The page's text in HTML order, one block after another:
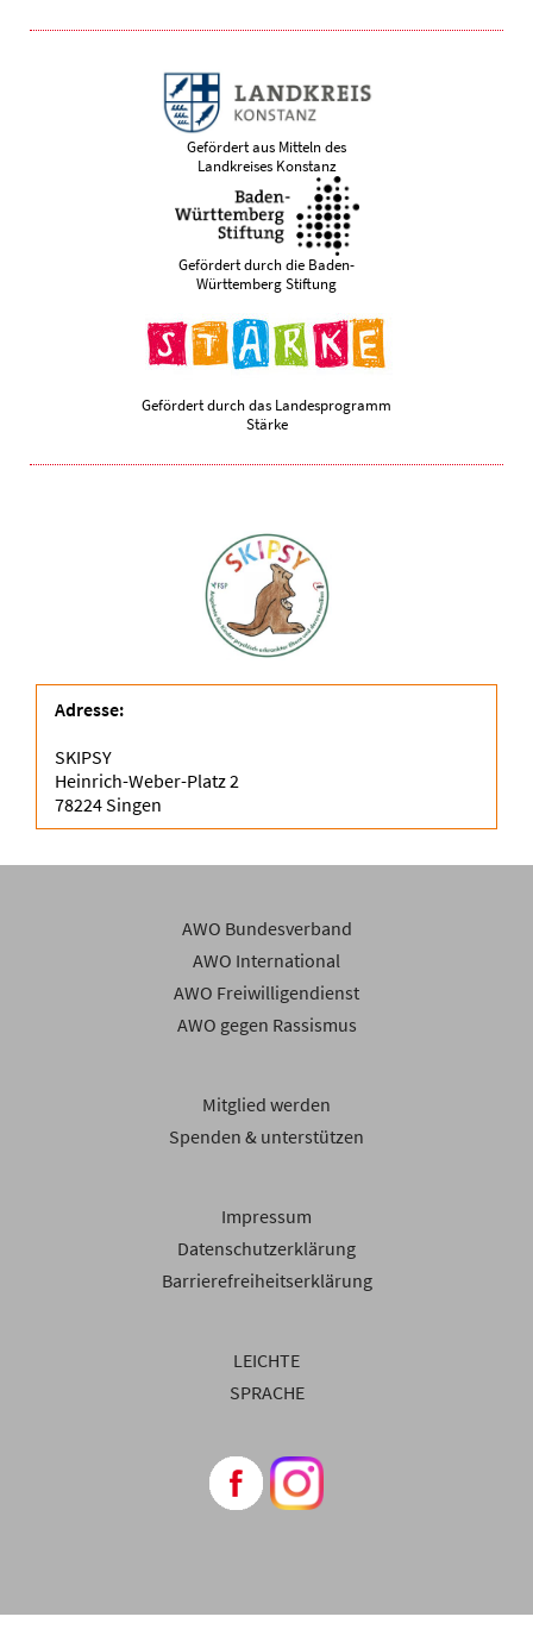
Gefördert aus Mitteln des
Landkreises Konstanz
Gefördert durch die Baden-
Württemberg Stiftung
Gefördert durch das Landesprogramm
Stärke
Adresse:
SKIPSY
Heinrich-Weber-Platz 2
78224 Singen
AWO Bundesverband
AWO International
AWO Freiwilligendienst
AWO gegen Rassismus
Mitglied werden
Spenden & unterstützen
Impressum
Datenschutzerklärung
Barrierefreiheitserklärung
LEICHTE
SPRACHE